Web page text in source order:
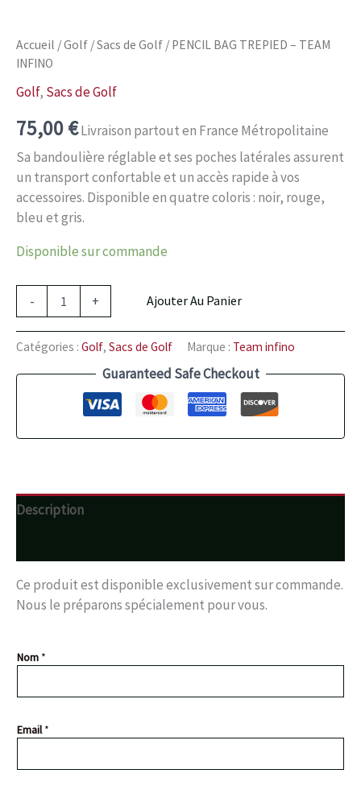
Accueil /Golf /Sacs de Golf / PENCIL BAG TREPIED – TEAM
INFINO
Golf, Sacs de Golf
75,00€Livraison partout en France Métropolitaine
Sa bandoulière réglable et ses poches latérales assurent
un transport confortable et un accès rapide à vos
accessoires. Disponible en quatre coloris : noir, rouge,
bleu et gris.
Disponible sur commande
- + Ajouter Au Panier
Catégories : Golf, Sacs de Golf Marque : Team infino
Guaranteed Safe Checkout
Description
Ce produit est disponible exclusivement sur commande.
Nous le préparons spécialement pour vous.
Nom *
o
M
Email*